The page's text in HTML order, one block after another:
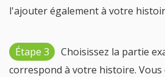
l'ajouter également à votre
Étape 3
Choisissez la partie
correspond à votre histoire.